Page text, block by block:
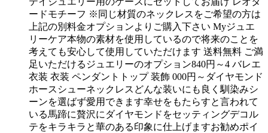
ードモチーフ ※同じ材質のネックレスをご希望の方は
上記の別料金オプションよりご購入下さい Myジュエ
リーケア本物の素材を使用しているので将来のことを
考えても安心して使用していただけます 送料無料 ご満
足いただけるジュエリーのオプション840円～4 バレエ
衣装 衣装 ペンダントトップ 装飾 000円～ダイヤモンド
ホースシューネックレスどんな装いにも良く馴染みシ
ーンを選ばず愛用できます幸せをもたらすと言われて
いる馬蹄に贅沢にダイヤモンドをセッティングデコル
テをキラキラと華のある印象に仕上げますお勧めポイ